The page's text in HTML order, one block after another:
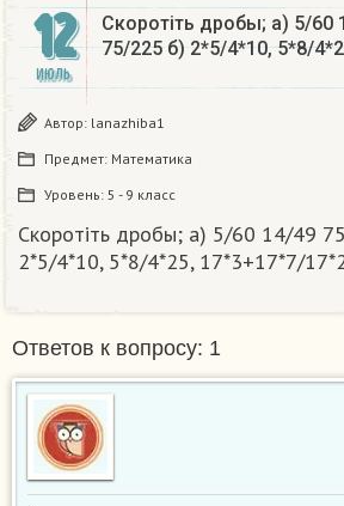
12
ИЮЛЬ
Скоротіть дробы; а) 5/60
75/225 б) 2*5/4*10, 5*8/
Автор: lanazhiba1
Предмет: Математика
Уровень: 5 - 9 класс
Скоротіть дробы; а) 5/60 14/49
2*5/4*10, 5*8/4*25, 17*3+17*7/
Ответов к вопросу: 1